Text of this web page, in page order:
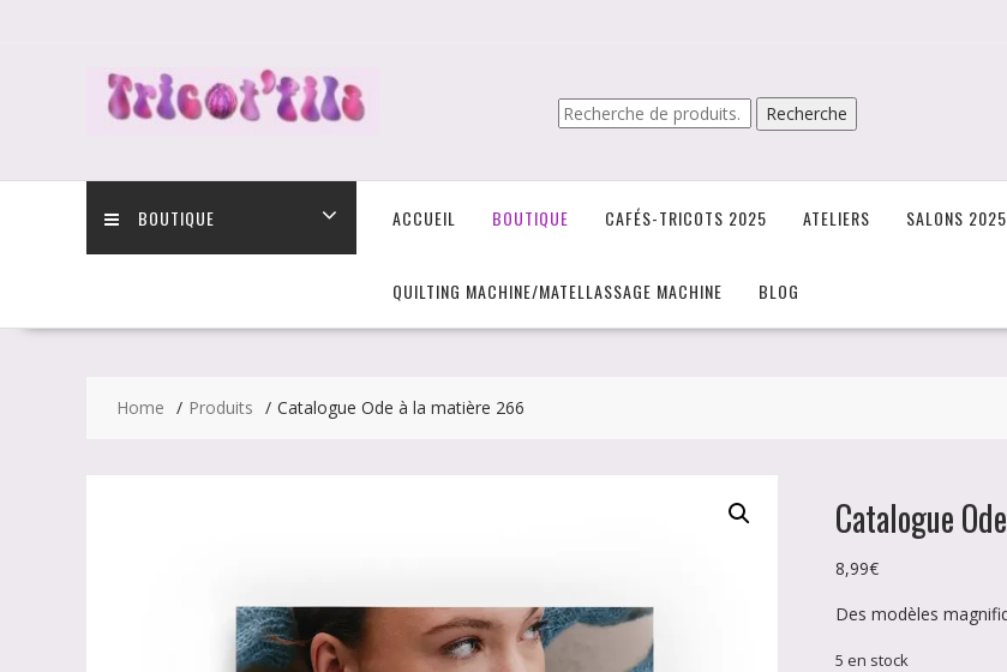
Recherche
pour :
Recherche
BOUTIQUE ACCUEIL BOUTIQUE CAFÉS-TRICOTS 2025 ATELIERS SALONS 2025
QUILTING MACHINE/MATELLASSAGE MACHINE BLOG
Home Produits Catalogue Ode à la matière 266
Catalogue
8,99€
Des modèles
5 en stock